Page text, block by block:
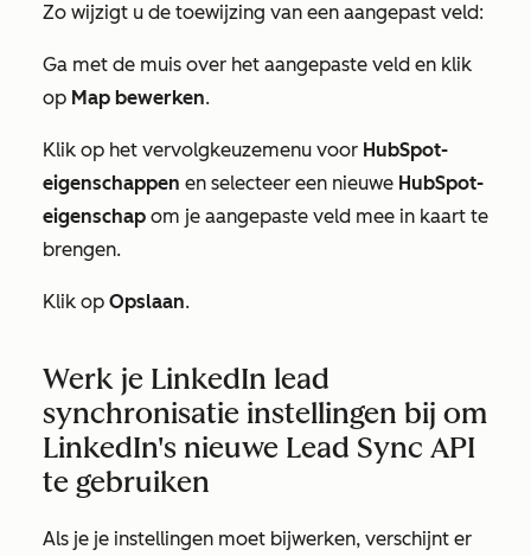
Zo wijzigt u de toewijzing van een aangepast veld:
Ga met de muis over het aangepaste veld en klik
op Map bewerken.
Klik op het vervolgkeuzemenu voor HubSpot-
eigenschappen en selecteer een nieuwe HubSpot-
eigenschap om je aangepaste veld mee in kaart te
brengen.
Klik op Opslaan.
Werk je LinkedIn lead
synchronisatie instellingen bij om
LinkedIn's nieuwe Lead Sync API
te gebruiken
Als je je instellingen moet bijwerken, verschijnt er